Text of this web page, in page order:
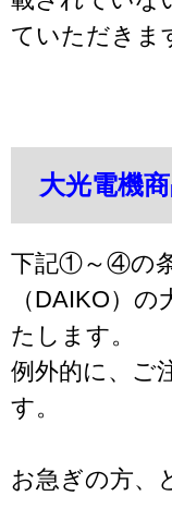
ていただきま
大光電機
下記①～④の
（DAIKO）
たします。
例外的に、ご
す。
お急ぎの方、